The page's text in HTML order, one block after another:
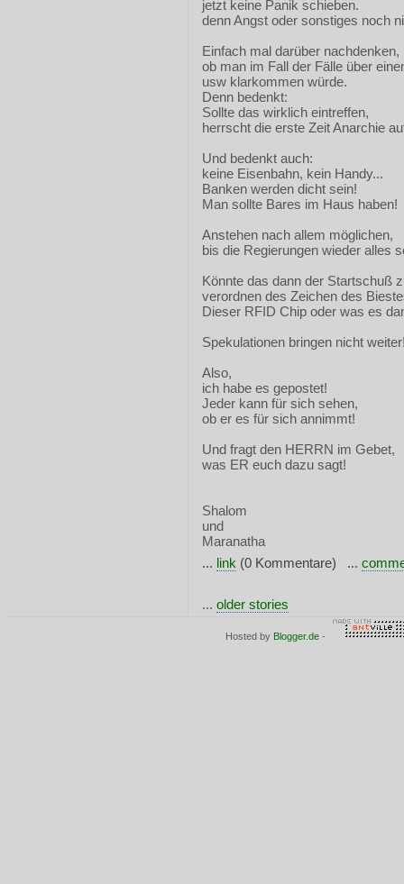
jetzt keine Panik schieben.
denn Angst oder sonstiges noch
Einfach mal darüber nachdenken,
ob man im Fall der Fälle über
usw klarkommen würde.
Denn bedenkt:
Sollte das wirklich eintreffen,
herrscht die erste Zeit Anarchie
Und bedenkt auch:
keine Eisenbahn, kein Handy...
Banken werden dicht sein!
Man sollte Bares im Haus haben!
Anstehen nach allem möglichen,
bis die Regierungen wieder alles
Könnte das dann der Startschuß
verordnen des Zeichen des
Dieser RFID Chip oder was es
Spekulationen bringen nicht
Also,
ich habe es gepostet!
Jeder kann für sich sehen,
ob er es für sich annimmt!
Und fragt den HERRN im Gebet,
was ER euch dazu sagt!
Shalom
und
Maranatha
... link (0 Kommentare) ...
... older stories
Hosted by Blogger.de -